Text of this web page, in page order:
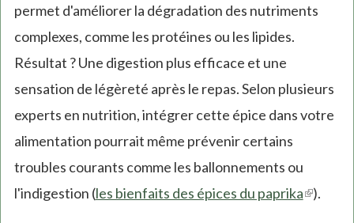
permet d'améliorer la dégradation des nutriments
complexes, comme les protéines ou les lipides.
Résultat ? Une digestion plus efficace et une
sensation de légèreté après le repas. Selon plusieurs
experts en nutrition, intégrer cette épice dans votre
alimentation pourrait même prévenir certains
troubles courants comme les ballonnements ou
l'indigestion (les bienfaits des épices du paprika(link
).